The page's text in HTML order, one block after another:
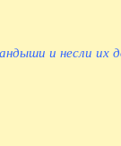
и несли их